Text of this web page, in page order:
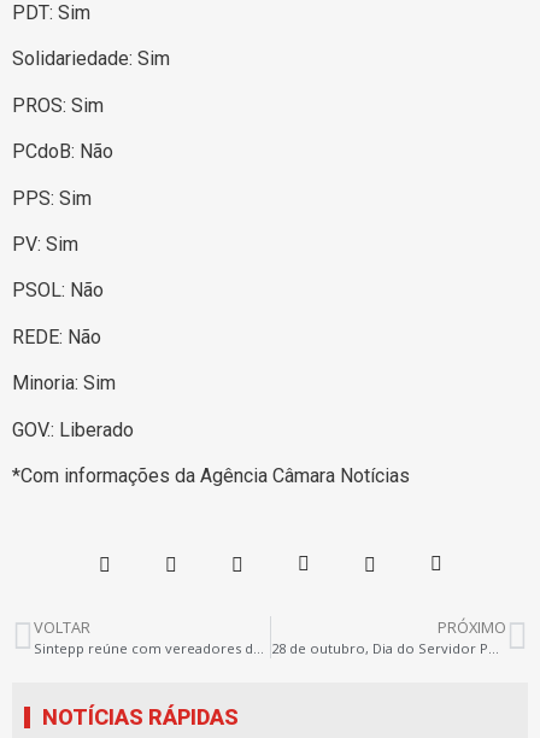
PDT: Sim
Solidariedade: Sim
PROS: Sim
PCdoB: Não
PPS: Sim
PV: Sim
PSOL: Não
REDE: Não
Minoria: Sim
GOV.: Liberado
*Com informações da Agência Câmara Notícias
VOLTAR
Sintepp reúne com vereadores da bancada de oposição na tarde desta terça-feira (27)
PRÓXIMO
28 de outubro, Dia do Servidor Público. Valorização já!
NOTÍCIAS RÁPIDAS